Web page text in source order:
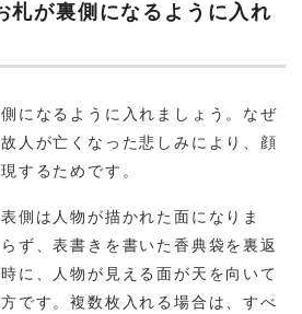
札が裏側になるように入れ
になるように入れましょう。なぜ
人が亡くなった悲しみにより、顔
するためです。
側は人物が描かれた面になりま
ず、表書きを書いた香典袋を裏返
に、人物が見える面が天を向いて
です。複数枚入れる場合は、すべ